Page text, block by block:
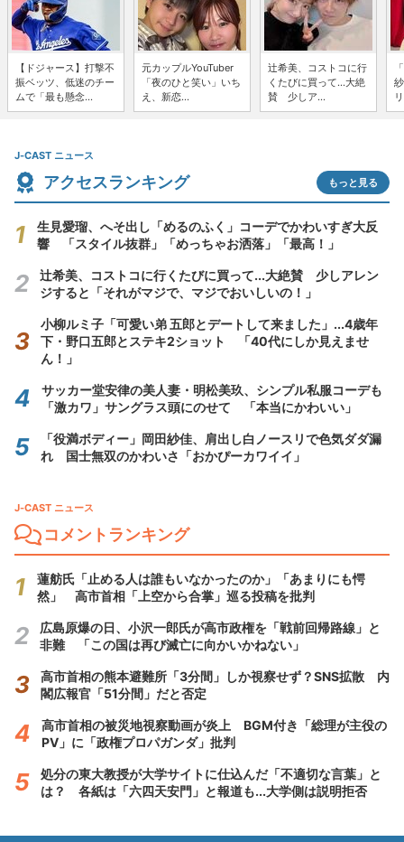
【ドジャース】打撃不
振ベッツ、低迷のチー
ムで「最も懸念...
元カップルYouTuber
「夜のひと笑い」いち
え、新恋...
辻希美、コストコに行
くたびに買って...大絶
賛 少しア...
J-CAST ニュース
アクセスランキング もっと見る
生見愛瑠、へそ出し「めるのふく」コーデでかわいすぎ大反
響 「スタイル抜群」「めっちゃお洒落」「最高！」
辻希美、コストコに行くたびに買って...大絶賛 少しアレン
ジすると「それがマジで、マジでおいしいの！」
小柳ルミ子「可愛い弟 五郎とデートして来ました」...4歳年
下・野口五郎とステキ2ショット 「40代にしか見えませ
ん！」
サッカー堂安律の美人妻・明松美玖、シンプル私服コーデも
「激カワ」サングラス頭にのせて 「本当にかわいい」
「役満ボディー」岡田紗佳、肩出し白ノースリで色気ダダ漏
れ 国士無双のかわいさ「おかぴーカワイイ」
J-CAST ニュース
コメントランキング
蓮舫氏「止める人は誰もいなかったのか」「あまりにも愕
然」 高市首相「上空から合掌」巡る投稿を批判
広島原爆の日、小沢一郎氏が高市政権を「戦前回帰路線」と
非難 「この国は再び滅亡に向かいかねない」
高市首相の熊本避難所「3分間」しか視察せず？SNS拡散 内
閣広報官「51分間」だと否定
高市首相の被災地視察動画が炎上 BGM付き「総理が主役の
PV」に「政権プロパガンダ」批判
処分の東大教授が大学サイトに仕込んだ「不適切な言葉」と
は？ 各紙は「六四天安門」と報道も...大学側は説明拒否